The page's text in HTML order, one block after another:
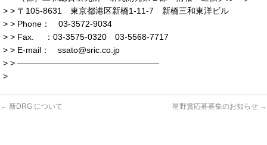
> > 〒105‐8631 東京都港区新橋1-11-7 新橋三和東洋ビル
> > Phone： 03-3572-9034
> > Fax. ：03-3575-0320 03-5568-7717
> > E-mail： ssato@sric.co.jp
> > —————————————————
>
← 新DRG について 星野賞応募募集のお知らせ →